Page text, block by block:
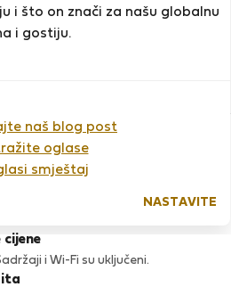
i što on znači za našu globalnu
i gostiju.
naš blog post
oglase
smještaj
NASTAVITE
nema ocjena
stanare zahvaljujući StayProtection
iskustvima mnogih zadovoljnih
cijene
i Wi-Fi su uključeni.